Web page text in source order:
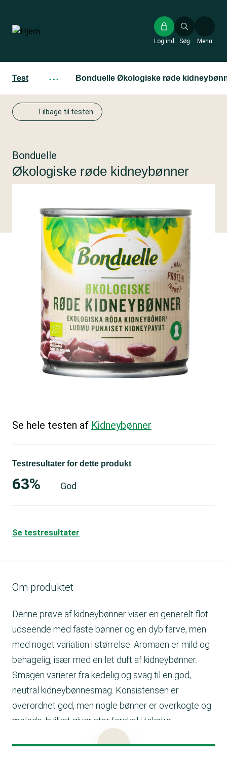
hovedindhold
Søg
Log ind Menu
Test ··· Bonduelle Økologiske røde
Tilbage til testen
Bonduelle
Økologiske røde kidneybønner
Se hele testen af Kidneybønner
Testresultater for dette produkt
63% God
Se testresultater
Om produktet
Denne prøve af kidneybønner viser en generelt flot
udseende med faste bønner og en dyb farve, men
med noget variation i størrelse. Aromaen er mild og
behagelig, især med en let duft af kidneybønner.
Smagen varierer fra kedelig og svag til en god,
neutral kidneybønnesmag. Konsistensen er
overordnet god, men nogle bønner er overkogte og
melede, hvilket giver stor forskel i tekstur.
Helhedsindtrykket er positivt, da bønnerne fungerer